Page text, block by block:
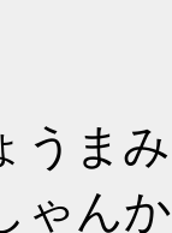
うま
ゃん